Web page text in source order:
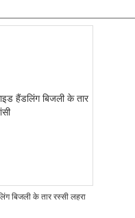
बिजली के तार रस्सी लहरा